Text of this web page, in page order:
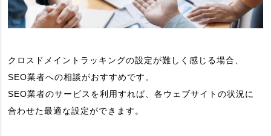
クロスドメイントラッキングの設定が難しく感じる場合、
SEO業者への相談がおすすめです。
SEO業者のサービスを利用すれば、各ウェブサイトの状況に
合わせた最適な設定ができます。